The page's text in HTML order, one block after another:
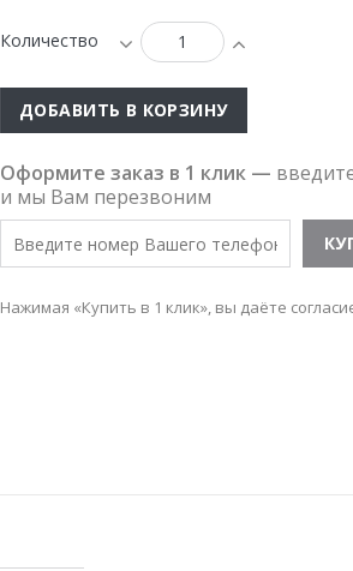
Количество
ДОБАВИТЬ В КОРЗИНУ
Оформите заказ в 1 клик —
и мы Вам перезвоним
Нажимая «Купить в 1 клик», вы даёте